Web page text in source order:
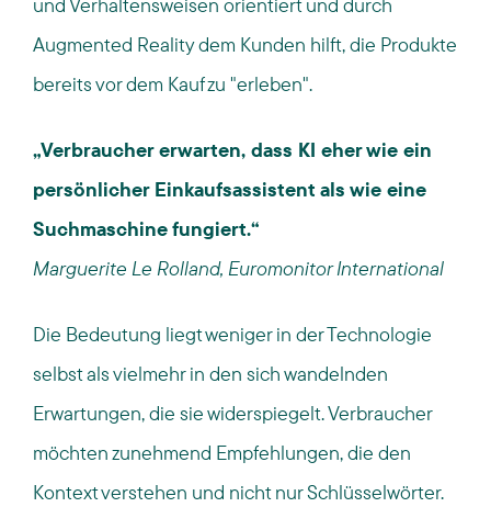
und Verhaltensweisen orientiert und durch
Augmented Reality dem Kunden hilft, die Produkte
bereits vor dem Kauf zu "erleben".
„Verbraucher erwarten, dass KI eher wie ein
persönlicher Einkaufsassistent als wie eine
Suchmaschine fungiert.“
Marguerite Le Rolland, Euromonitor International
Die Bedeutung liegt weniger in der Technologie
selbst als vielmehr in den sich wandelnden
Erwartungen, die sie widerspiegelt. Verbraucher
möchten zunehmend Empfehlungen, die den
Kontext verstehen und nicht nur Schlüsselwörter.